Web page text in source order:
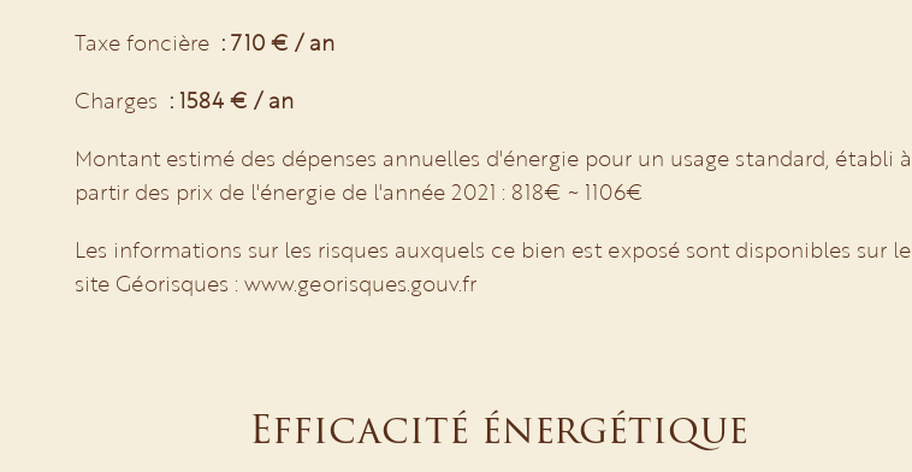
Taxe foncière
710 € / an
Charges
1584 € / an
Montant estimé des dépenses annuelles d'énergie pour un usage standard, établi à
partir des prix de l'énergie de l'année 2021 : 818€ ~ 1106€
Les informations sur les risques auxquels ce bien est exposé sont disponibles sur le
site Géorisques : www.georisques.gouv.fr
Efficacité énergétique